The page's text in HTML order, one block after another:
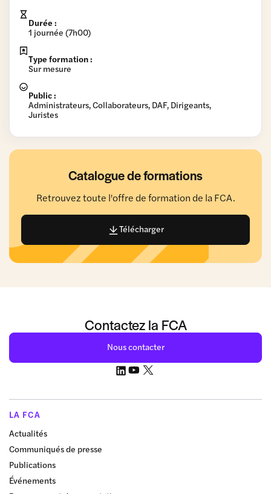
Catalogue de formations
Retrouvez toute l'offre de formation de la FCA.
Télécharger
Durée :
1 journée (7h00)
Type formation :
Sur mesure
Public :
Administrateurs, Collaborateurs, DAF, Dirigeants,
Juristes
Contactez la FCA
Nous contacter
LA FCA
Actualités
Communiqués de presse
Publications
Événements